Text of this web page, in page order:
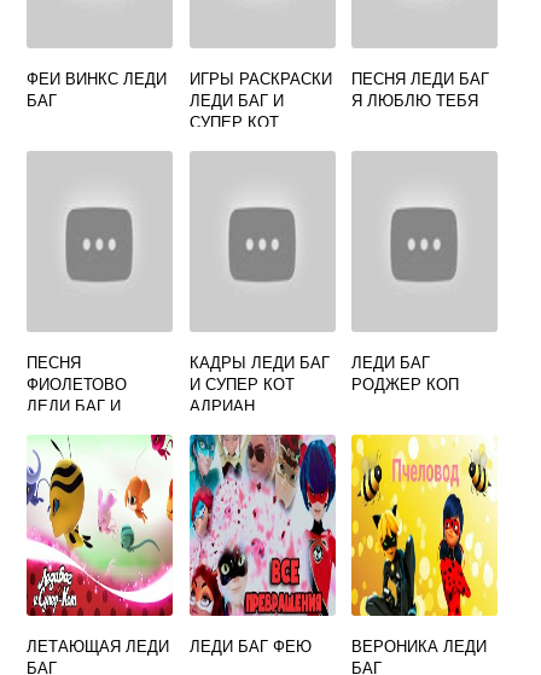
ФЕИ ВИНКС ЛЕДИ
БАГ
ИГРЫ РАСКРАСКИ
ЛЕДИ БАГ И
СУПЕР КОТ
ПЕСНЯ ЛЕДИ БАГ
Я ЛЮБЛЮ ТЕБЯ
ПЕСНЯ
ФИОЛЕТОВО
ЛЕДИ БАГ И
КАДРЫ ЛЕДИ БАГ
И СУПЕР КОТ
АДРИАН
ЛЕДИ БАГ
РОДЖЕР КОП
ЛЕТАЮЩАЯ ЛЕДИ
БАГ
ЛЕДИ БАГ ФЕЮ
ВЕРОНИКА ЛЕДИ
БАГ